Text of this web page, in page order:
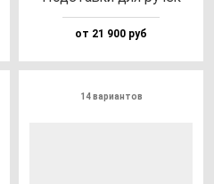
от 21 900 руб
14 вариантов